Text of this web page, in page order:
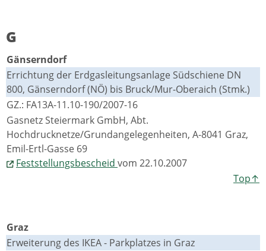
G
Gänserndorf
Errichtung der Erdgasleitungsanlage Südschiene DN
800, Gänserndorf (NÖ) bis Bruck/Mur-Oberaich (Stmk.)
GZ.: FA13A-11.10-190/2007-16
Gasnetz Steiermark GmbH, Abt.
Hochdrucknetze/Grundangelegenheiten, A-8041 Graz,
Emil-Ertl-Gasse 69
Feststellungsbescheid vom 22.10.2007
Top↑
Graz
Erweiterung des IKEA - Parkplatzes in Graz